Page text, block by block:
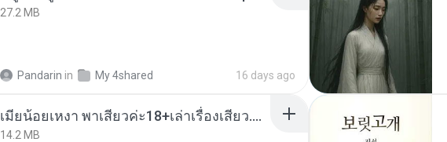
27.2 MB
Pandarin in My 4shared 16 days ago
เมียน้อยเหงา พาเสียวค่ะ18+เล่าเรื่องเสียว.mp3
14.2 MB